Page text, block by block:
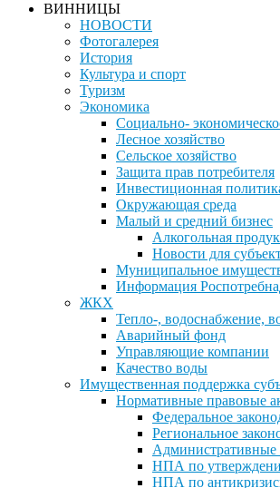
ВИННИЦЫ
НОВОСТИ
Фотогалерея
История
Культура и спорт
Туризм
Экономика
Социально-
Лесное хозяйство
Сельское хозяйство
Защита прав потребителя
Инвестиционная
Окружающая среда
Малый и средний бизнес
Алкогольная
Новости для
Муниципальное
Информация
ЖКХ
Тепло-, водоснабжение,
Аварийный фонд
Управляющие компании
Качество воды
Имущественная поддержка
Нормативные правовые
Федеральное
Региональное
Административные
НПА по
НПА по